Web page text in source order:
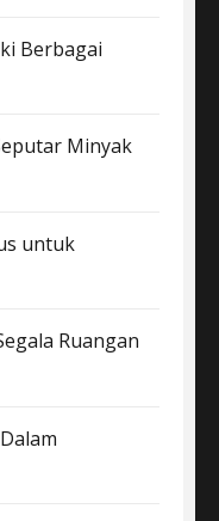
Berbagai
Minyak
untuk
Ruangan